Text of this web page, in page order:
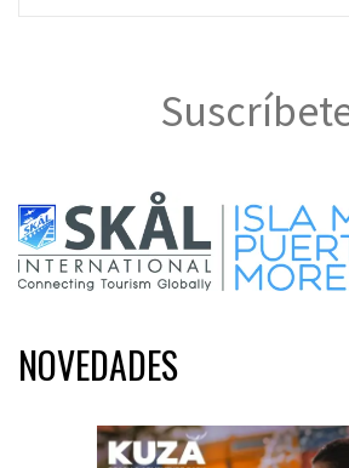
NOVEDADES